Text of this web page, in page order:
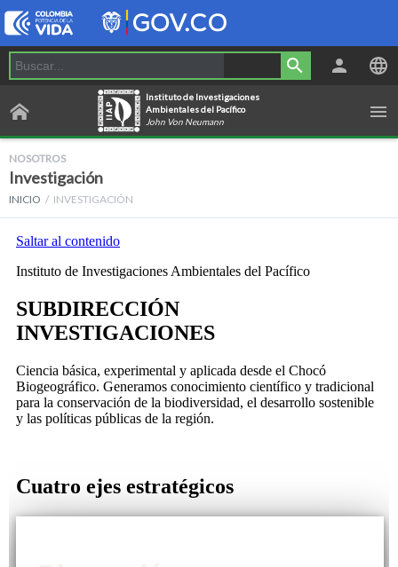
Instituto de Investigaciones
Ambientales del Pacífico
John Von Neumann
NOSOTROS
Investigación
INICIO INVESTIGACIÓN